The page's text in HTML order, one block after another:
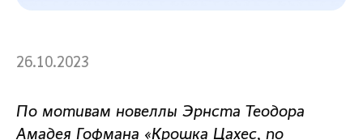
26.10.2023
По мотивам новеллы Эрнста Теодора
Амадея Гофмана «Крошка Цахес, по